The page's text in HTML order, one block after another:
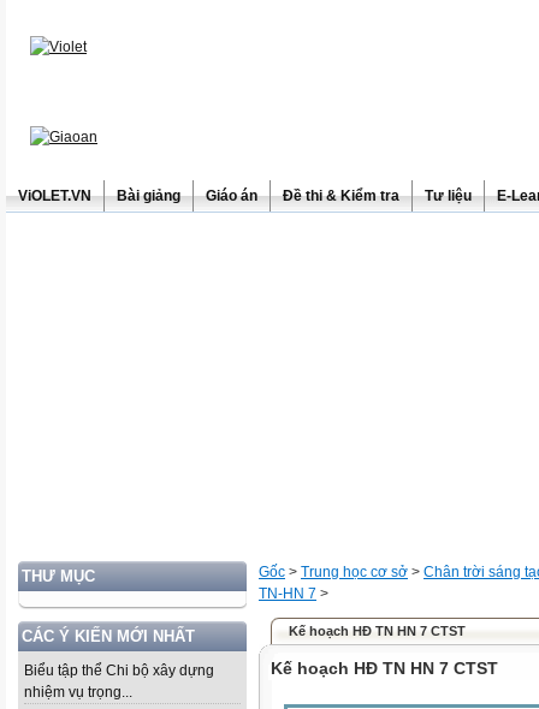
ViOLET.VN Bài giảng Giáo án Đề thi & Kiểm tra Tư liệu E-
THƯ MỤC
CÁC Ý KIẾN MỚI NHẤT
Biểu tập thể Chi bộ xây dựng
nhiệm vụ trọng...
Gốc > Trung học cơ sở > Chân trời sáng
TN-HN 7 >
Kế hoạch HĐ TN HN 7 CTST
Kế hoạch HĐ TN HN 7 CTST